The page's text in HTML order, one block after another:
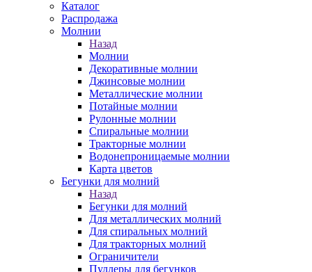
Каталог
Распродажа
Молнии
Назад
Молнии
Декоративные молнии
Джинсовые молнии
Металлические молнии
Потайные молнии
Рулонные молнии
Спиральные молнии
Тракторные молнии
Водонепроницаемые молнии
Карта цветов
Бегунки для молний
Назад
Бегунки для молний
Для металлических молний
Для спиральных молний
Для тракторных молний
Ограничители
Пуллеры для бегунков